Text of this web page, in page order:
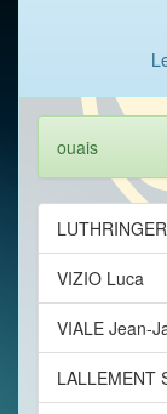
ouais
VIZIO Luca
VIALE Jean-
LALLEMENT